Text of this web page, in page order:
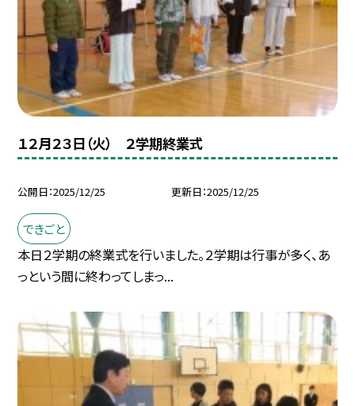
１２月２３日（火） ２学期終業式
公開日 2025/12/25 更新日 2025/12/25
できごと
本日２学期の終業式を行いました。２学期は行事が多く、あ
っという間に終わってしまっ...